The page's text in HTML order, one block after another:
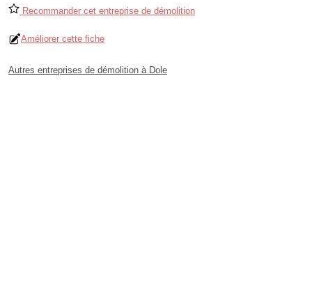
Recommander cet entreprise de démolition
Améliorer cette fiche
Autres entreprises de démolition à Dole